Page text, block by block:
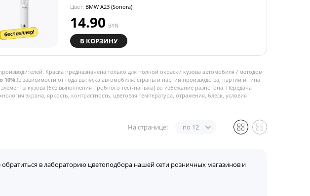
бестселлер!
Цвет: BMW A23 (Sonora)
14.90 BYN
В КОРЗИНУ
Краска предназначена только для полной окраски кузова автомобиля / методом
10%(в зависимости от года выпуска автомобиля, страны и партии производства, партии и типа
кузова (без выполнения пробного тест-напыла) во избежание разнотона. Передача
экрана, яркость, контрастность, цветовая температура, отражения, блеск, условия
На странице: по 12
в лабораторию цветоподбора нашей сети розничных магазинов и